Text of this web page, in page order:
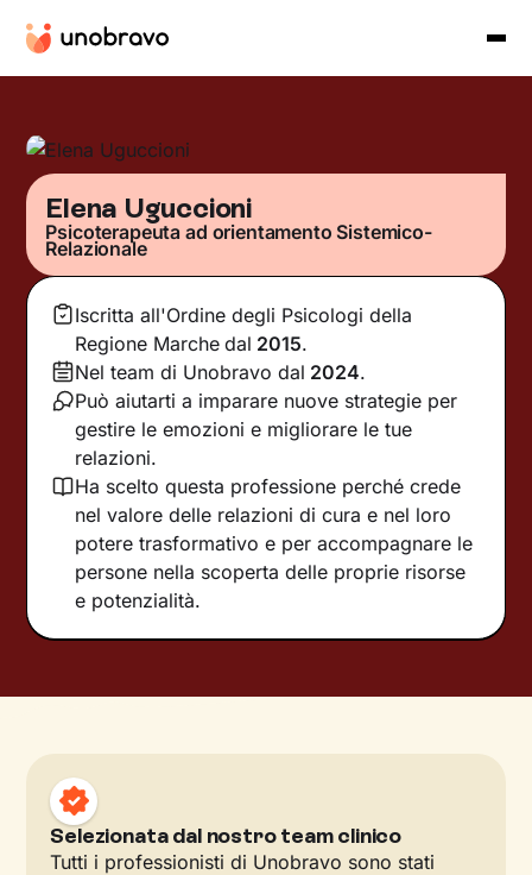
Elena Uguccioni
Psicoterapeuta ad orientamento Sistemico-
Relazionale
Iscritta all'Ordine degli Psicologi della
Regione Marche dal 2015.
Nel team di Unobravo dal 2024.
Può aiutarti a imparare nuove strategie per
gestire le emozioni e migliorare le tue
relazioni.
Ha scelto questa professione perché crede
nel valore delle relazioni di cura e nel loro
potere trasformativo e per accompagnare le
persone nella scoperta delle proprie risorse
e potenzialità.
Selezionata dal nostro team clinico
Tutti i professionisti di Unobravo sono stati